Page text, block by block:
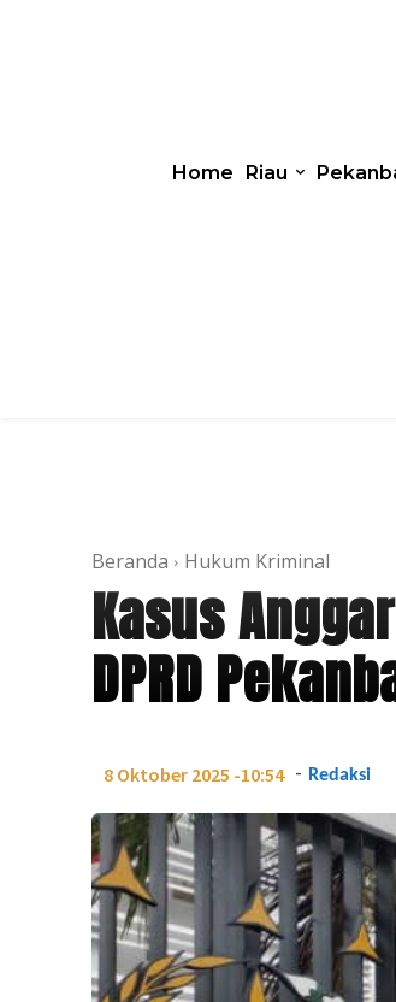
Home Riau
Beranda Hukum Kriminal
Kasus
DPRD
8 Oktober 2025 -10:54 - Redaksi